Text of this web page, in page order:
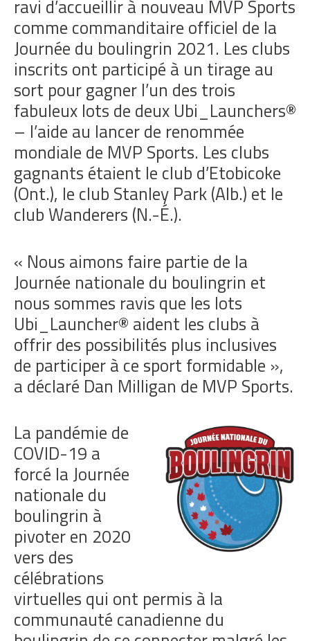
ravi d’accueillir à nouveau MVP Sports
comme commanditaire officiel de la
Journée du boulingrin 2021. Les clubs
inscrits ont participé à un tirage au
sort pour gagner l’un des trois
fabuleux lots de deux Ubi_Launchers®
– l’aide au lancer de renommée
mondiale de MVP Sports. Les clubs
gagnants étaient le club d’Etobicoke
(Ont.), le club Stanley Park (Alb.) et le
club Wanderers (N.-É.).
« Nous aimons faire partie de la
Journée nationale du boulingrin et
nous sommes ravis que les lots
Ubi_Launcher® aident les clubs à
offrir des possibilités plus inclusives
de participer à ce sport formidable »,
a déclaré Dan Milligan de MVP Sports.
La pandémie de
COVID-19 a
forcé la Journée
nationale du
boulingrin à
pivoter en 2020
vers des
célébrations
virtuelles qui ont permis à la
communauté canadienne du